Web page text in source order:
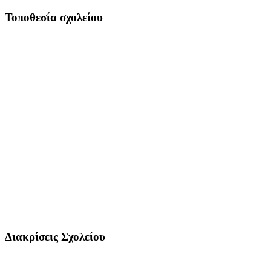
Τοποθεσία σχολείου
Διακρίσεις Σχολείου